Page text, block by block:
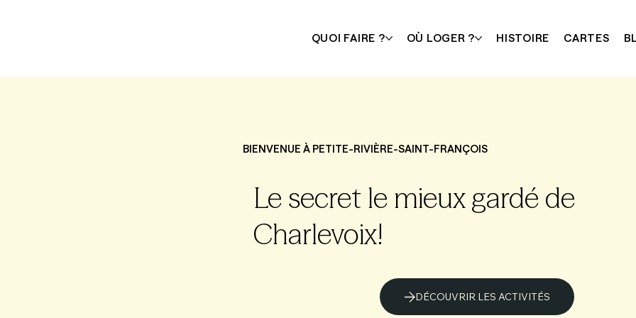
QUOI FAIRE ? OÙ LOGER ? HISTOIRE CARTES
BIENVENUE À PETITE-RIVIÈRE-SAINT-FRANÇOIS
Le secret le mieux gardé de
Charlevoix!
DÉCOUVRIR LES ACTIVITÉS